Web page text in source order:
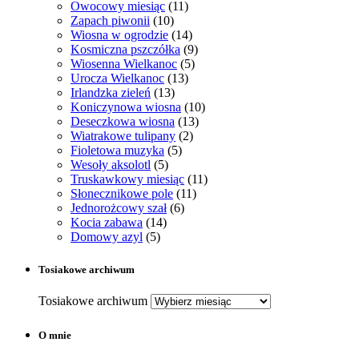
Owocowy miesiąc (11)
Zapach piwonii (10)
Wiosna w ogrodzie (14)
Kosmiczna pszczółka (9)
Wiosenna Wielkanoc (5)
Urocza Wielkanoc (13)
Irlandzka zieleń (13)
Koniczynowa wiosna (10)
Deseczkowa wiosna (13)
Wiatrakowe tulipany (2)
Fioletowa muzyka (5)
Wesoły aksolotl (5)
Truskawkowy miesiąc (11)
Słonecznikowe pole (11)
Jednorożcowy szał (6)
Kocia zabawa (14)
Domowy azyl (5)
Tosiakowe archiwum
Tosiakowe archiwum
O mnie